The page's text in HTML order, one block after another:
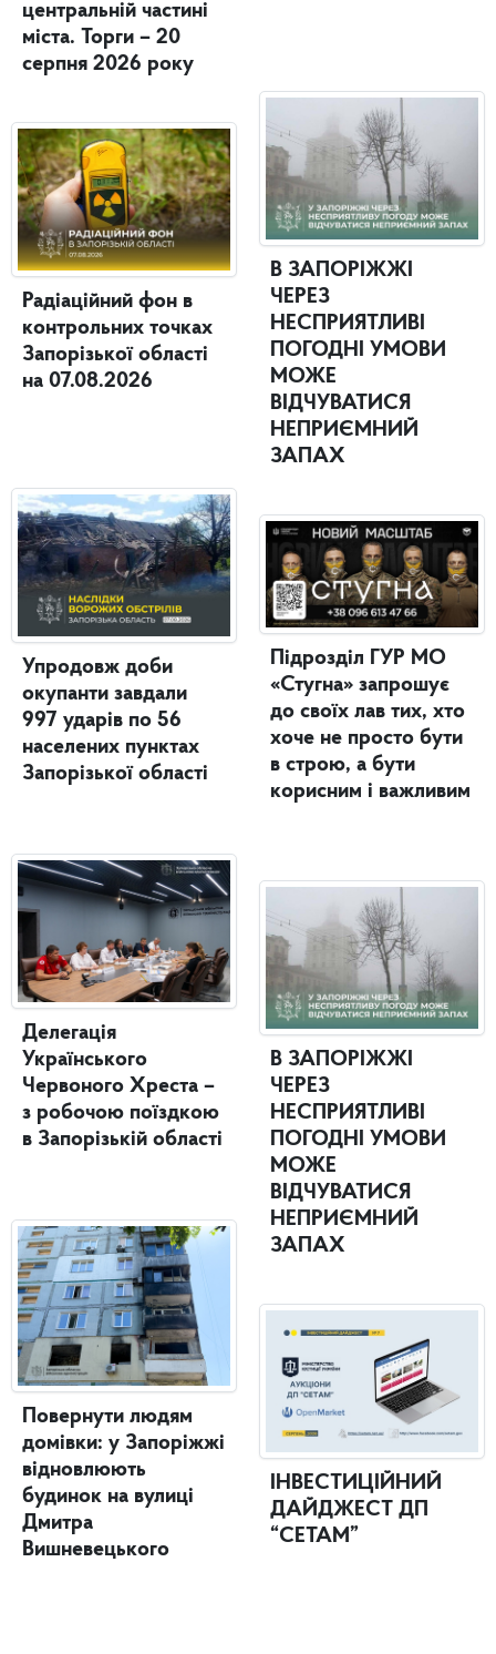
центральній частині
міста. Торги – 20
серпня 2026 року
Радіаційний фон в
контрольних точках
Запорізької області
на 07.08.2026
Упродовж доби
окупанти завдали
997 ударів по 56
населених пунктах
Запорізької області
Делегація
Українського
Червоного Хреста –
з робочою поїздкою
в Запорізькій області
Повернути людям
домівки: у Запоріжжі
відновлюють
будинок на вулиці
Дмитра
Вишневецького
В ЗАПОРІЖЖІ
ЧЕРЕЗ
НЕСПРИЯТЛИВІ
ПОГОДНІ УМОВИ
МОЖЕ
ВІДЧУВАТИСЯ
НЕПРИЄМНИЙ
ЗАПАХ
Підрозділ ГУР МО
«Стугна» запрошує
до своїх лав тих, хто
хоче не просто бути
в строю, а бути
корисним і важливим
В ЗАПОРІЖЖІ
ЧЕРЕЗ
НЕСПРИЯТЛИВІ
ПОГОДНІ УМОВИ
МОЖЕ
ВІДЧУВАТИСЯ
НЕПРИЄМНИЙ
ЗАПАХ
ІНВЕСТИЦІЙНИЙ
ДАЙДЖЕСТ ДП
“СЕТАМ”